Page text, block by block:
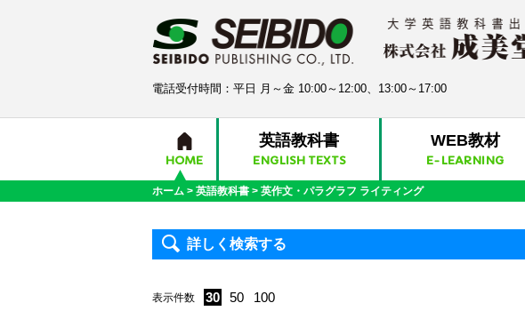
電話受付時間：平日 月～金 10:00～12:00、13:00～17:00
HOME
英語教科書
ENGLISH TEXTS
WEB教材
E-LEARNING
ホーム > 英語教科書 > 英作文・パラグラフ ライティング
詳しく検索する
表示件数 30 50 100